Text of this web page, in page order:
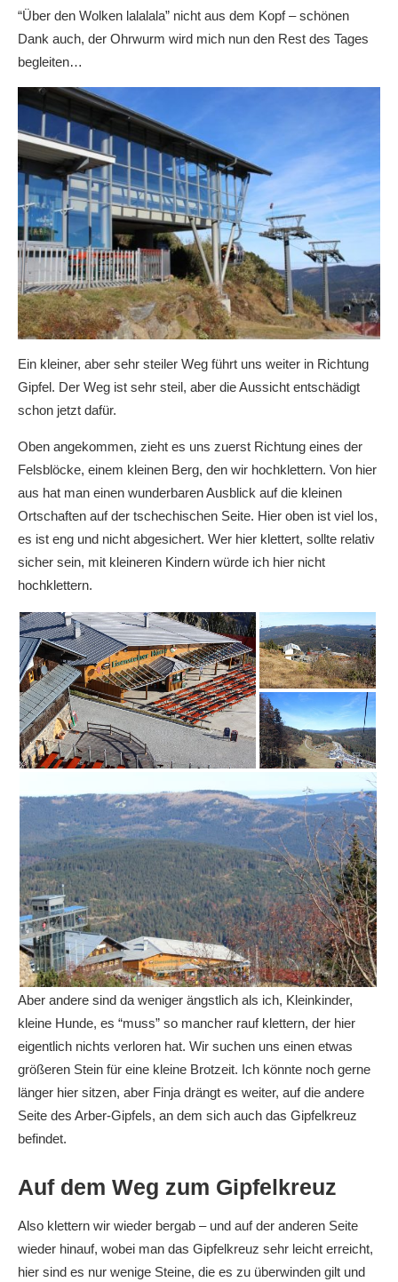
“Über den Wolken lalalala” nicht aus dem Kopf – schönen
Dank auch, der Ohrwurm wird mich nun den Rest des Tages
begleiten…
Ein kleiner, aber sehr steiler Weg führt uns weiter in Richtung
Gipfel. Der Weg ist sehr steil, aber die Aussicht entschädigt
schon jetzt dafür.
Oben angekommen, zieht es uns zuerst Richtung eines der
Felsblöcke, einem kleinen Berg, den wir hochklettern. Von hier
aus hat man einen wunderbaren Ausblick auf die kleinen
Ortschaften auf der tschechischen Seite. Hier oben ist viel los,
es ist eng und nicht abgesichert. Wer hier klettert, sollte relativ
sicher sein, mit kleineren Kindern würde ich hier nicht
hochklettern.
Aber andere sind da weniger ängstlich als ich, Kleinkinder,
kleine Hunde, es “muss” so mancher rauf klettern, der hier
eigentlich nichts verloren hat. Wir suchen uns einen etwas
größeren Stein für eine kleine Brotzeit. Ich könnte noch gerne
länger hier sitzen, aber Finja drängt es weiter, auf die andere
Seite des Arber-Gipfels, an dem sich auch das Gipfelkreuz
befindet.
Auf dem Weg zum Gipfelkreuz
Also klettern wir wieder bergab – und auf der anderen Seite
wieder hinauf, wobei man das Gipfelkreuz sehr leicht erreicht,
hier sind es nur wenige Steine, die es zu überwinden gilt und